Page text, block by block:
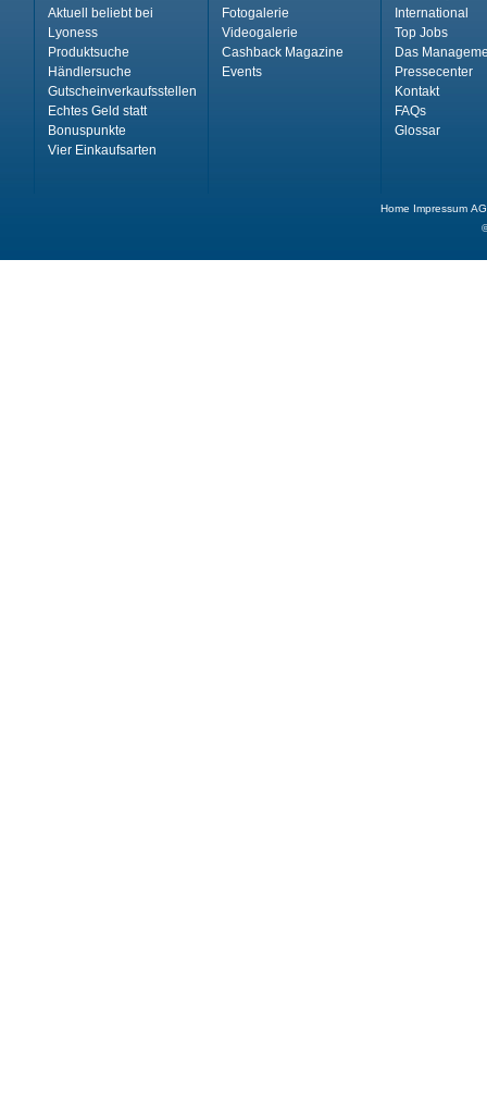
Aktuell beliebt bei
Lyoness
Produktsuche
Händlersuche
Gutscheinverkaufsstellen
Echtes Geld statt
Bonuspunkte
Vier Einkaufsarten
Fotogalerie
Videogalerie
Cashback Magazine
Events
International
Top Jobs
Das
Pressecenter
Kontakt
FAQs
Glossar
Home Impressum